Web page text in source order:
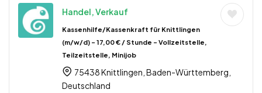
Handel, Verkauf
Kassenhilfe/Kassenkraft für Knittlingen
(m/w/d) – 17,00 € / Stunde – Vollzeitstelle,
Teilzeitstelle, Minijob
75438 Knittlingen, Baden-Württemberg,
Deutschland